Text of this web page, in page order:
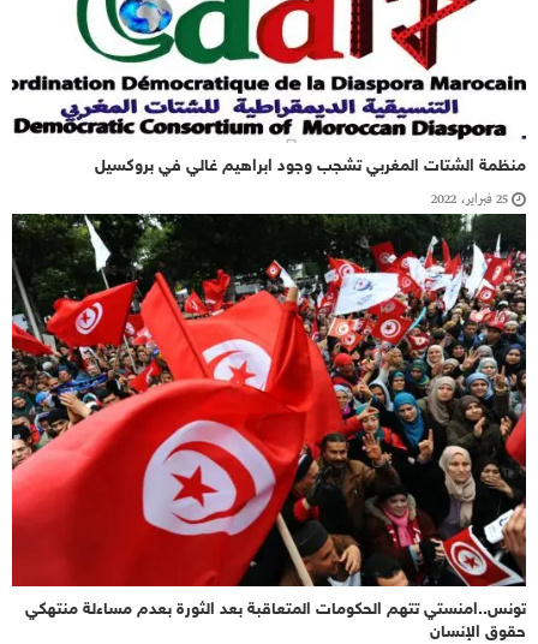
منظمة الشتات المغربي تشجب وجود ابراهيم غالي في بروكسيل
25 فبراير، 2022
تونس..امنستي تتهم الحكومات المتعاقبة بعد الثورة بعدم مساءلة منتهكي
حقوق الإنسان